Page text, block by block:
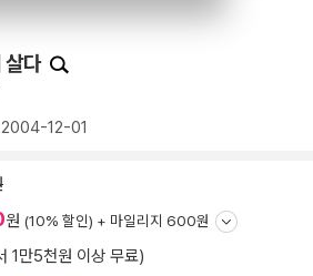
살다
12-01
원 (10% 할인) + 마일리지 600원
1만5천원 이상 무료)